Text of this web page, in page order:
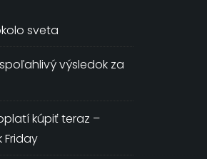
sveta
výsledok za
kúpiť teraz –
Friday